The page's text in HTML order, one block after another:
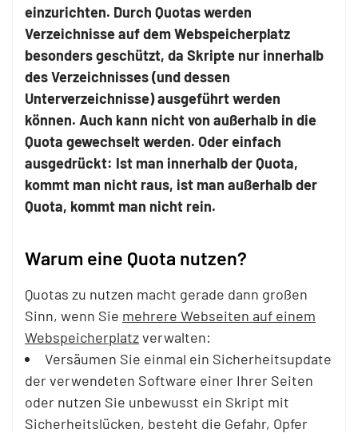
einzurichten. Durch Quotas werden
Verzeichnisse auf dem Webspeicherplatz
besonders geschützt, da Skripte nur innerhalb
des Verzeichnisses (und dessen
Unterverzeichnisse) ausgeführt werden
können. Auch kann nicht von außerhalb in die
Quota gewechselt werden. Oder einfach
ausgedrückt: Ist man innerhalb der Quota,
kommt man nicht raus, ist man außerhalb der
Quota, kommt man nicht rein.
Warum eine Quota nutzen?
Quotas zu nutzen macht gerade dann großen
Sinn, wenn Sie mehrere Webseiten auf einem
Webspeicherplatzverwalten:
Versäumen Sie einmal ein Sicherheitsupdate
der verwendeten Software einer Ihrer Seiten
oder nutzen Sie unbewusst ein Skript mit
Sicherheitslücken, besteht die Gefahr, Opfer